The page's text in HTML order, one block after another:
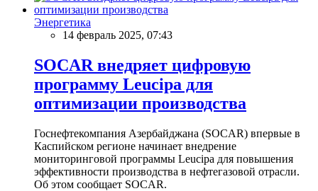
Энергетика
14 февраль 2025, 07:43
SOCAR внедряет цифровую
программу Leucipa для
оптимизации производства
Госнефтекомпания Азербайджана (SOCAR) впервые в
Каспийском регионе начинает внедрение
мониторинговой программы Leucipa для повышения
эффективности производства в нефтегазовой отрасли.
Об этом сообщает SOCAR.